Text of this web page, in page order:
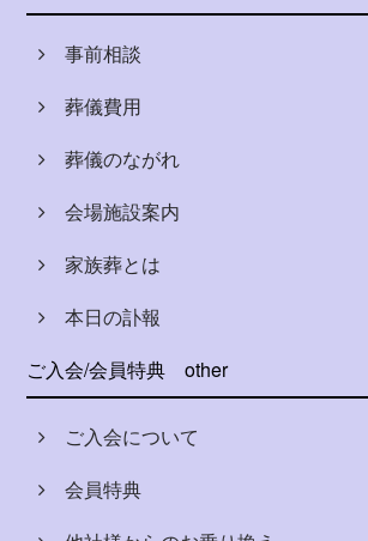
事前相談
葬儀費用
葬儀のながれ
会場施設案内
家族葬とは
本日の訃報
ご入会/会員特典
other
ご入会について
会員特典